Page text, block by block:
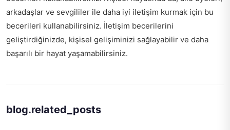
arkadaşlar ve sevgililer ile daha iyi iletişim kurmak için bu
becerileri kullanabilirsiniz. İletişim becerilerini
geliştirdiğinizde, kişisel gelişiminizi sağlayabilir ve daha
başarılı bir hayat yaşamabilirsiniz.
blog.related_posts